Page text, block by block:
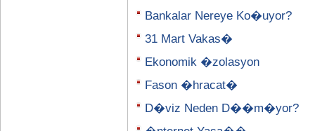
Bankalar Nereye Ko�uyor?
31 Mart Vakas�
Ekonomik �zolasyon
Fason �hracat�
D�viz Neden D��m�yor?